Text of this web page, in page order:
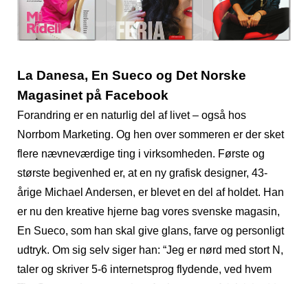
La Danesa, En Sueco og Det Norske
Magasinet på Facebook
Forandring er en naturlig del af livet – også hos
Norrbom Marketing. Og hen over sommeren er der sket
flere nævneværdige ting i virksomheden. Første og
største begivenhed er, at en ny grafisk designer, 43-
årige Michael Andersen, er blevet en del af holdet. Han
er nu den kreative hjerne bag vores svenske magasin,
En Sueco, som han skal give glans, farve og personligt
udtryk. Om sig selv siger han: “Jeg er nørd med stort N,
taler og skriver 5-6 internetsprog flydende, ved hvem